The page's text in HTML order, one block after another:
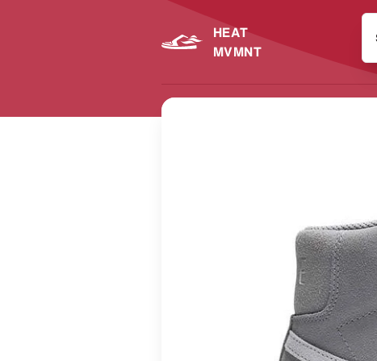
HEAT
MVMNT